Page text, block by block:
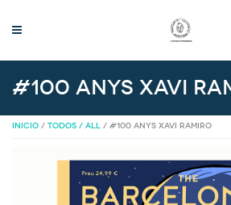
#100 ANYS Xavi
INICIO / TODOS / ALL / #100 ANYS XAVI RAMIRO